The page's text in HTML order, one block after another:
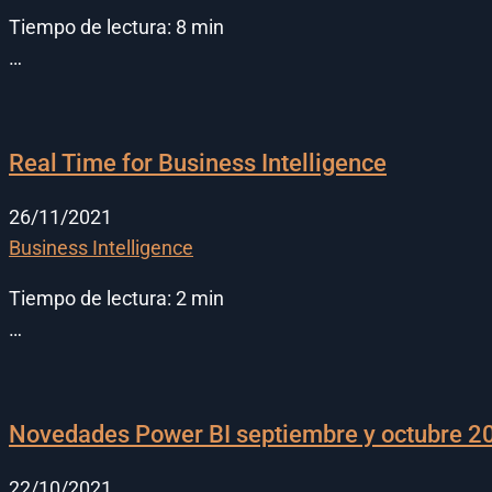
Tiempo de lectura: 8 min
…
Real Time for Business Intelligence
26/11/2021
Business Intelligence
Tiempo de lectura: 2 min
…
Novedades Power BI septiembre y octubre